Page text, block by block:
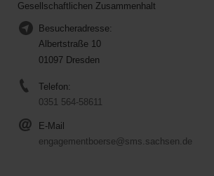
Gesellschaftlichen Zusammenhalt
Besucheradresse:
Albertstraße 10
01097 Dresden
Telefon:
0351 564-58611
E-Mail
engagementboerse@sms.sachsen.de